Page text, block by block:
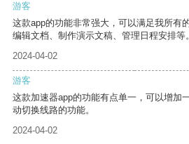
游客
这款app的功能非常强大，可以满足我所有
编辑文档、制作演示文稿、管理日程安排等。
2024-04-02
游客
这款加速器app的功能有点单一，可以增加
动切换线路的功能。
2024-04-02